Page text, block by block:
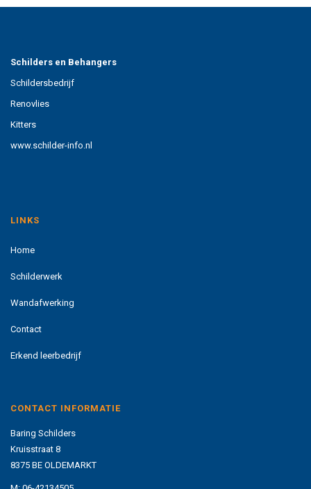
Schilders en Behangers
Schildersbedrijf
Renovlies
Kitters
www.schilder-info.nl
LINKS
Home
Schilderwerk
Wandafwerking
Contact
Erkend leerbedrijf
CONTACT INFORMATIE
Baring Schilders
Kruisstraat 8
8375 BE OLDEMARKT